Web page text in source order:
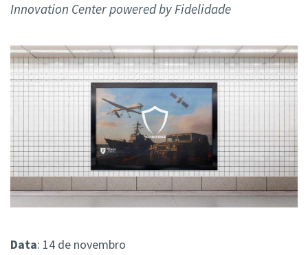
Innovation Center powered by Fidelidade
Data: 14 de novembro